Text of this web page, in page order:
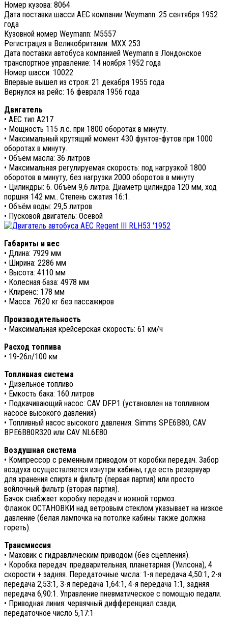
Номер кузова: 8064
Дата поставки шасси AEC компании Weymann: 25 сентября 1952
года
Кузовной номер Weymann: M5557
Регистрация в Великобритании: MXX 253
Дата поставки автобуса компанией Weymann в Лондонское
транспортное управление: 14 ноября 1952 года
Номер шасси: 10022
Впервые вышел из строя: 21 декабря 1955 года
Вернулся на рейс: 16 февраля 1956 года
Двигатель
• AEC тип A217
• Мощность 115 л.с. при 1800 оборотах в минуту.
• Максимальный крутящий момент 430 фунтов-футов при 1000
оборотах в минуту.
• Объём масла: 36 литров
• Максимальная регулируемая скорость: под нагрузкой 1800
оборотов в минуту, без нагрузки 2000 оборотов в минуту
• Цилиндры: 6. Объём 9,6 литра. Диаметр цилиндра 120 мм, ход
поршня 142 мм.. Степень сжатия 16:1.
• Объём воды: 29,5 литров
• Пусковой двигатель: Осевой
Габариты и вес
• Длина: 7929 мм
• Ширина: 2286 мм
• Высота: 4110 мм
• Колесная база: 4978 мм
• Клиренс: 178 мм
• Масса: 7620 кг без пассажиров
Производительность
• Максимальная крейсерская скорость: 61 км/ч
Расход топлива
• 19-26л/100 км
Топливная система
• Дизельное топливо
• Емкость бака: 160 литров
• Подкачивающий насос: CAV DFP1 (установлен на топливном
насосе высокого давления)
• Топливный насос высокого давления: Simms SPE6B80, CAV
BPE6B80R320 или CAV NL6E80
Воздушная система
• Компрессор с ременным приводом от коробки передач. Забор
воздуха осуществляется изнутри кабины, где есть резервуар
для хранения спирта и фильтр (первая партия) или просто
войлочный фильтр (вторая партия).
Бачок снабжает коробку передач и ножной тормоз.
Флажок ОСТАНОВКИ над ветровым стеклом указывает на низкое
давление (белая лампочка на потолке кабины также должна
гореть).
Трансмиссия
• Маховик с гидравлическим приводом (без сцепления).
• Коробка передач: предварительная, планетарная (Уилсона), 4
скорости + задняя. Передаточные числа: 1-я передача 4,50:1, 2-я
передача 2,53:1, 3-я передача 1,64:1, 4-я передача 1:1, задняя
передача 6,90:1. Управление пневматическое с помощью педали.
• Приводная линия: червячный дифференциал сзади,
передаточное число 5,17:1